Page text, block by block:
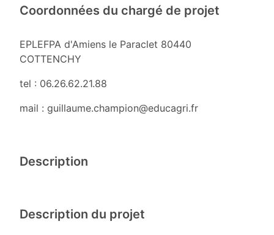
Coordonnées du chargé de projet
EPLEFPA d'Amiens le Paraclet 80440
COTTENCHY
tel : 06.26.62.21.88
mail : guillaume.champion@educagri.fr
Description
Description du projet